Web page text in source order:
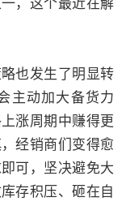
，这个最近在解
也发生了明显转
主动加大备货力
涨周期中赚得更
经销商们变得愈
可，坚决避免大
存积压、砸在自